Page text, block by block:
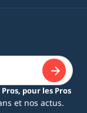
pour les Pros
et nos actus.